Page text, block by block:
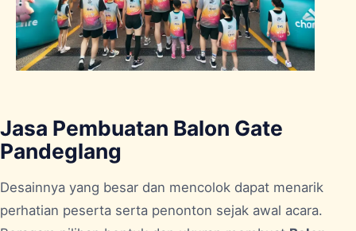
Jasa Pembuatan Balon Gate
Pandeglang
Desainnya yang besar dan mencolok dapat menarik
perhatian peserta serta penonton sejak awal acara.